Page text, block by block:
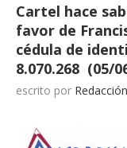
Cartel hace
favor de
cédula de
8.070.268 (05/
escrito por